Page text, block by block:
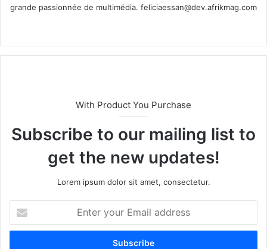
grande passionnée de multimédia. feliciaessan@dev.afrikmag.com
te
With Product You Purchase
Subscribe to our mailing list to
get the new updates!
Lorem ipsum dolor sit amet, consectetur.
t